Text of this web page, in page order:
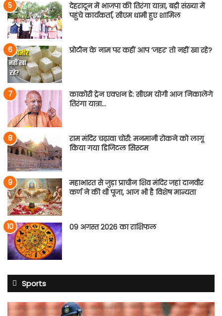
देहरादून में भाजपा की तिरंगा यात्रा, बड़ी संख्या में
पहुंचे कार्यकर्ता, सीएम धामी हुए शामिल
प्रोटीन के नाम पर कहीं आप ‘जहर’ तो नहीं खा रहे?
काकोरी ट्रेन एक्शन डे: सीएम योगी आज निकालेंगे
तिरंगा यात्रा…
राम मंदिर चढ़ावा चोरी: मनमानी रोकने को लागू
किया गया डिजिटल सिस्टम
महाभारत से जुड़ा प्राचीन शिव मंदिर जहां दानवीर
कर्ण ने की थी पूजा, आज भी है विशेष मान्यता
09 अगस्त 2026 का राशिफल
Sports
साई